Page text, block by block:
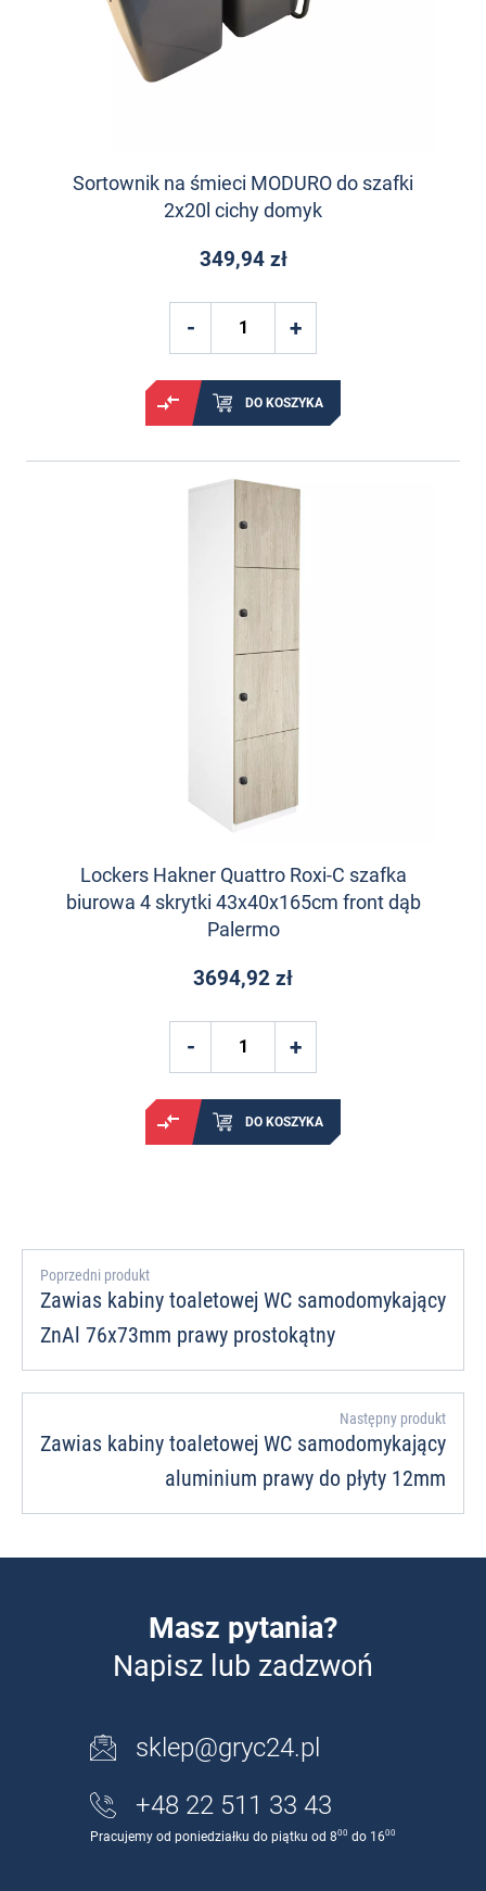
Sortownik na śmieci MODURO do szafki
2x20l cichy domyk
349,94 zł
DO KOSZYKA
Lockers Hakner Quattro Roxi-C szafka
biurowa 4 skrytki 43x40x165cm front dąb
Palermo
3694,92 zł
DO KOSZYKA
Poprzedni produkt
Zawias kabiny toaletowej WC samodomykający
ZnAl 76x73mm prawy prostokątny
Następny produkt
Zawias kabiny toaletowej WC samodomykający
aluminium prawy do płyty 12mm
Masz pytania?
Napisz lub zadzwoń
sklep@gryc24.pl
+48 22 511 33 43
Pracujemy od poniedziałku do piątku od 800 do 1600